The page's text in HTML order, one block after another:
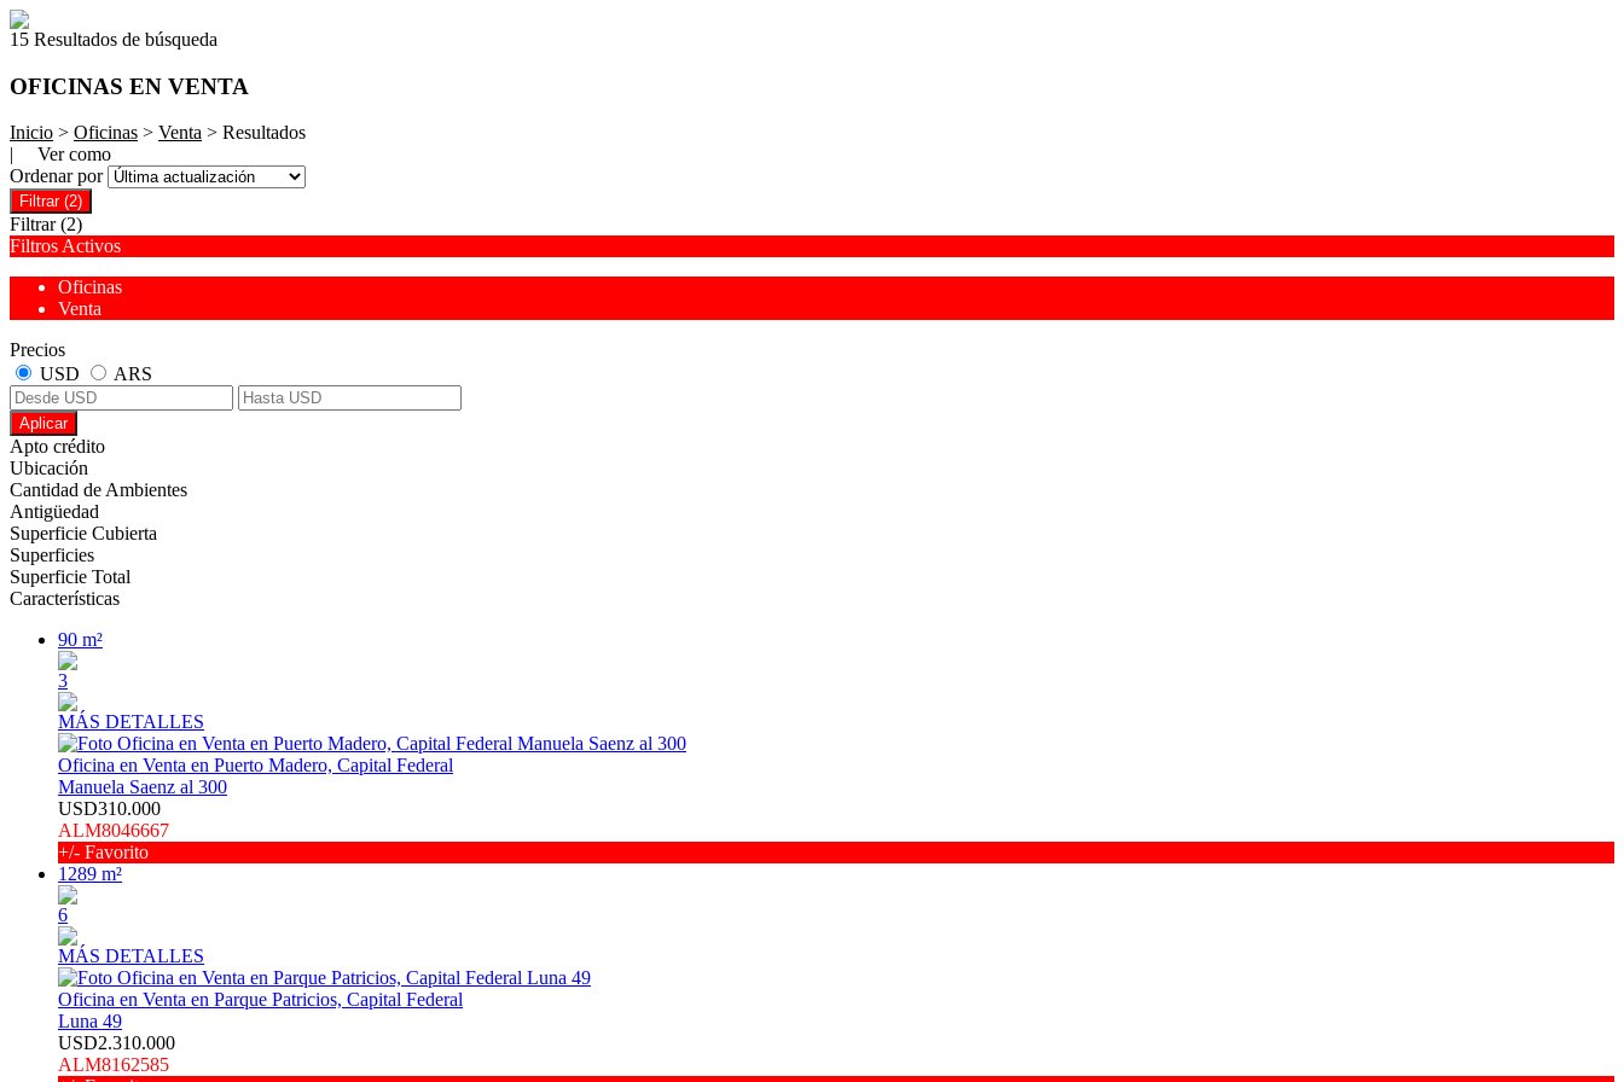
15 Resultados de búsqueda
OFICINAS EN VENTA
Inicio > Oficinas > Venta > Resultados
| Ver como
Ordenar por
Filtrar (2)
Filtrar (2)
Filtros Activos
Oficinas
Venta
Precios
USD
ARS
Aplicar
Apto crédito
Ubicación
Cantidad de Ambientes
Antigüedad
Superficie Cubierta
Superficies
Superficie Total
Características
90 m²
3
MÁS DETALLES
Oficina en Venta en Puerto Madero, Capital Federal
Manuela Saenz al 300
USD310.000
ALM8046667
+/- Favorito
1289 m²
6
MÁS DETALLES
Oficina en Venta en Parque Patricios, Capital Federal
Luna 49
USD2.310.000
ALM8162585